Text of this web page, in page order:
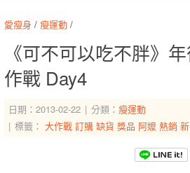
愛瘦身 / 瘦運動 /
《可不可以吃不胖》
作戰 Day4
日期：2013-02-22 分類： 瘦運動
標籤： 大作戰 訂購 缺貨 獎品 阿嬤 熱銷